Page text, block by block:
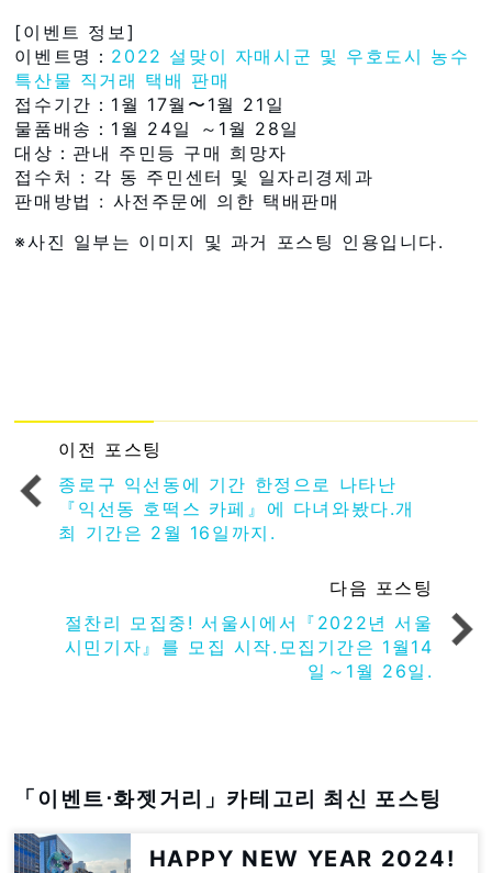
[이벤트 정보]
이벤트명： 2022 설맞이 자매시군 및 우호도시 농수
특산물 직거래 택배 판매
접수기간：1월 17월〜1월 21일
물품배송：1월 24일 ～1월 28일
대상：관내 주민등 구매 희망자
접수처 : 각 동 주민센터 및 일자리경제과
판매방법 : 사전주문에 의한 택배판매
※사진 일부는 이미지 및 과거 포스팅 인용입니다.
이전 포스팅
종로구 익선동에 기간 한정으로 나타난
『익선동 호떡스 카페』에 다녀와봤다.개
최 기간은 2월 16일까지.
다음 포스팅
절찬리 모집중! 서울시에서『2022년 서울
시민기자』를 모집 시작.모집기간은 1월14
일～1월 26일.
「이벤트⋅화젯거리」카테고리 최신 포스팅
HAPPY NEW YEAR 2024!